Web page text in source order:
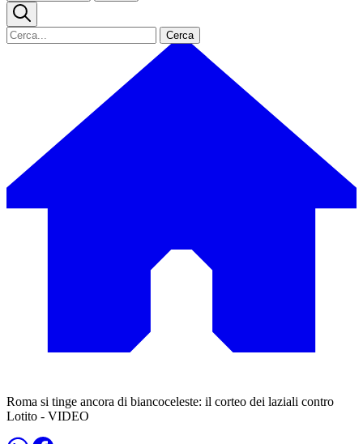
Cerca
Roma si tinge ancora di biancoceleste: il corteo dei laziali contro
Lotito - VIDEO